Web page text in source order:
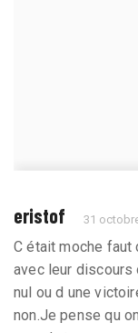
eristof 31
C était moche faut
avec leur discours
nul ou d une
non.Je pense qu